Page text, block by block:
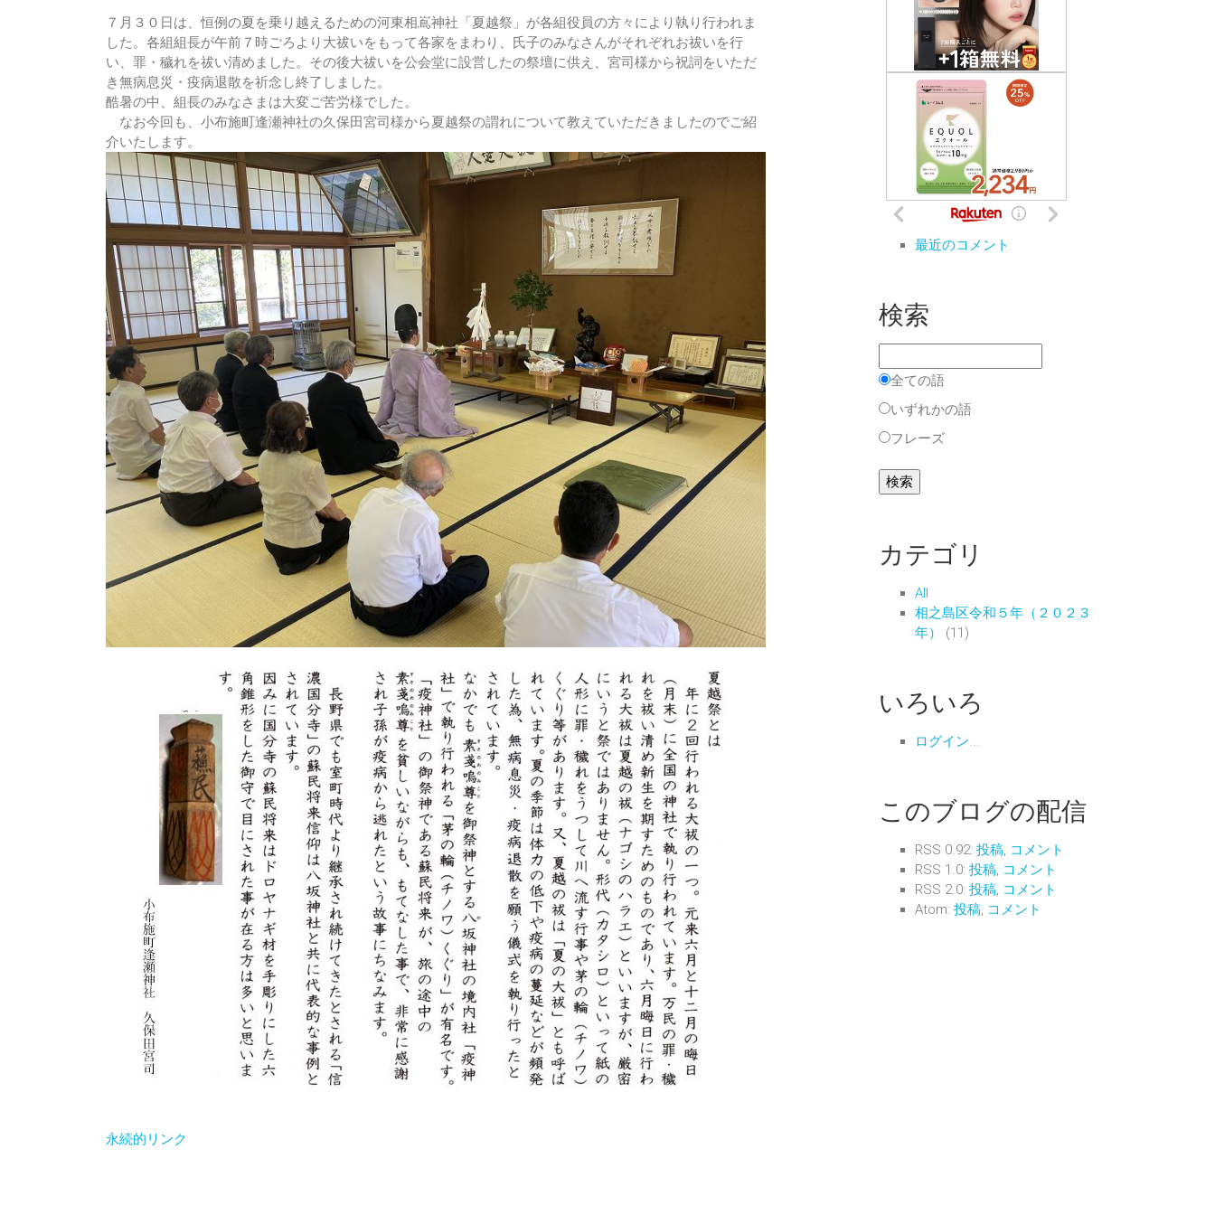
７月３０日は、恒例の夏を乗り越えるための河東相嶌神社「夏越祭」が各組役員の方々により執り行われま
した。各組組長が午前７時ごろより大祓いをもって各家をまわり、氏子のみなさんがそれぞれお祓いを行
い、罪・穢れを祓い清めました。その後大祓いを公会堂に設営したの祭壇に供え、宮司様から祝詞をいただ
き無病息災・疫病退散を祈念し終了しました。
酷暑の中、組長のみなさまは大変ご苦労様でした。
なお今回も、小布施町逢瀬神社の久保田宮司様から夏越祭の謂れについて教えていただきましたのでご紹
介いたします。
永続的リンク
最近のコメント
検索
全ての語
いずれかの語
フレーズ
カテゴリ
All
相之島区令和５年（２０２３
年）
(11)
いろいろ
ログイン...
このブログの配信
RSS 0.92: 投稿, コメント
RSS 1.0: 投稿, コメント
RSS 2.0: 投稿, コメント
Atom: 投稿, コメント